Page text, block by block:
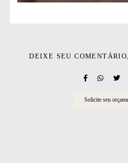
DEIXE SEU
Solicite seu